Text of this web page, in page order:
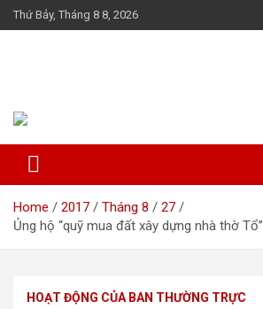
Skip
to
Thứ Bảy, Tháng 8 8, 2026
Home 2017 Tháng 8
27
Ủng hộ “quỹ mua đất xây dựng nhà thờ Tổ”
HOẠT ĐỘNG CỦA BAN THƯỜNG TRỰC